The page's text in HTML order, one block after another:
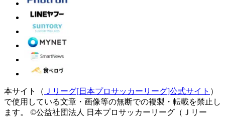
本サイト（ Ｊリーグ[日本プロサッカーリーグ]公式サイト ）
で使用している文章・画像等の無断での複製・転載を禁止し
ます。
©公益社団法人 日本プロサッカーリーグ（Ｊリー